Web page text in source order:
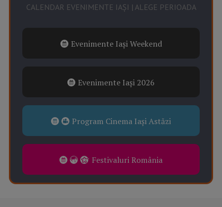
CALENDAR EVENIMENTE IAȘI | ALEGE PERIOADA
Evenimente Iași Weekend
Evenimente Iași 2026
Program Cinema Iași Astăzi
Festivaluri România